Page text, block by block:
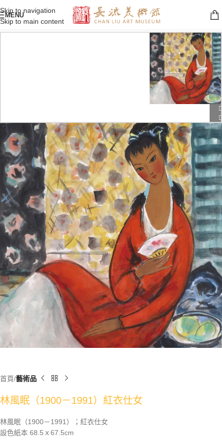
Skip to navigation
Skip to main content
MENU
首頁 藝術品
林風眠（1900－1991）紅衣仕女
林風眠（1900－1991）；紅衣仕女
設色紙本 68.5ｘ67.5cm